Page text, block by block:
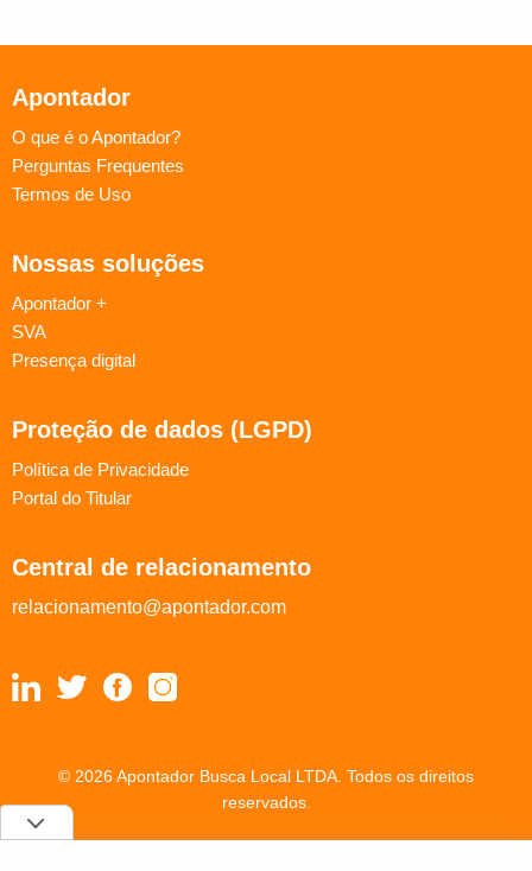
Apontador
O que é o Apontador?
Perguntas Frequentes
Termos de Uso
Nossas soluções
Apontador +
SVA
Presença digital
Proteção de dados (LGPD)
Política de Privacidade
Portal do Titular
Central de relacionamento
relacionamento@apontador.com
© 2026 Apontador Busca Local LTDA. Todos os direitos
reservados.